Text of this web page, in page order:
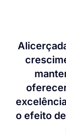
o efeito